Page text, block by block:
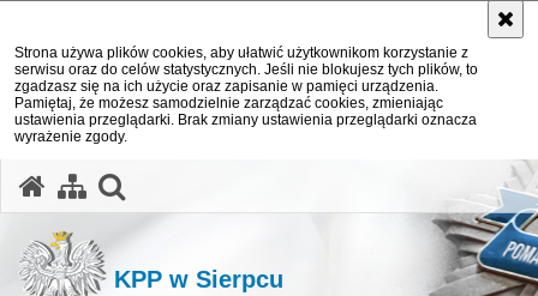
Strona używa plików cookies, aby ułatwić użytkownikom korzystanie z
serwisu oraz do celów statystycznych. Jeśli nie blokujesz tych plików, to
zgadzasz się na ich użycie oraz zapisanie w pamięci urządzenia.
Pamiętaj, że możesz samodzielnie zarządzać cookies, zmieniając
ustawienia przeglądarki. Brak zmiany ustawienia przeglądarki oznacza
wyrażenie zgody.
KPP w Sierpcu